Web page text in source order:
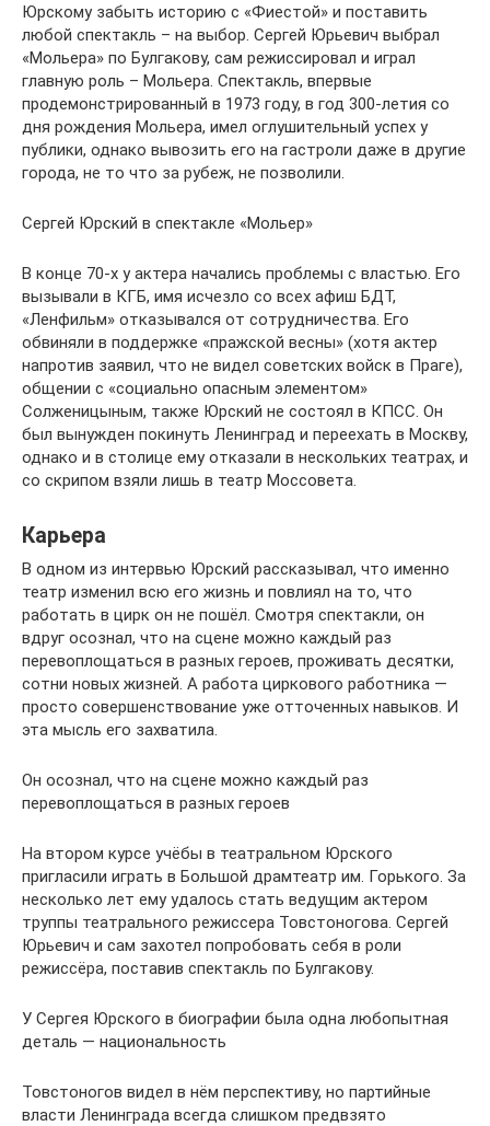
Юрскому забыть историю с «Фиестой» и поставить
любой спектакль – на выбор. Сергей Юрьевич выбрал
«Мольера» по Булгакову, сам режиссировал и играл
главную роль – Мольера. Спектакль, впервые
продемонстрированный в 1973 году, в год 300-летия со
дня рождения Мольера, имел оглушительный успех у
публики, однако вывозить его на гастроли даже в другие
города, не то что за рубеж, не позволили.
Сергей Юрский в спектакле «Мольер»
В конце 70-х у актера начались проблемы с властью. Его
вызывали в КГБ, имя исчезло со всех афиш БДТ,
«Ленфильм» отказывался от сотрудничества. Его
обвиняли в поддержке «пражской весны» (хотя актер
напротив заявил, что не видел советских войск в Праге),
общении с «социально опасным элементом»
Солженицыным, также Юрский не состоял в КПСС. Он
был вынужден покинуть Ленинград и переехать в Москву,
однако и в столице ему отказали в нескольких театрах, и
со скрипом взяли лишь в театр Моссовета.
Карьера
В одном из интервью Юрский рассказывал, что именно
театр изменил всю его жизнь и повлиял на то, что
работать в цирк он не пошёл. Смотря спектакли, он
вдруг осознал, что на сцене можно каждый раз
перевоплощаться в разных героев, проживать десятки,
сотни новых жизней. А работа циркового работника —
просто совершенствование уже отточенных навыков. И
эта мысль его захватила.
Он осознал, что на сцене можно каждый раз
перевоплощаться в разных героев
На втором курсе учёбы в театральном Юрского
пригласили играть в Большой драмтеатр им. Горького. За
несколько лет ему удалось стать ведущим актером
труппы театрального режиссера Товстоногова. Сергей
Юрьевич и сам захотел попробовать себя в роли
режиссёра, поставив спектакль по Булгакову.
У Сергея Юрского в биографии была одна любопытная
деталь — национальность
Товстоногов видел в нём перспективу, но партийные
власти Ленинграда всегда слишком предвзято